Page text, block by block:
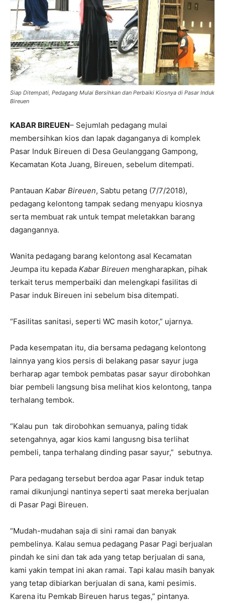
Siap Ditempati, Pedagang Mulai Bersihkan dan Perbaiki Kiosnya di Pasar Induk
Bireuen
KABAR BIREUEN– Sejumlah pedagang mulai
membersihkan kios dan lapak daganganya di komplek
Pasar Induk Bireuen di Desa Geulanggang Gampong,
Kecamatan Kota Juang, Bireuen, sebelum ditempati.
Pantauan Kabar Bireuen, Sabtu petang (7/7/2018),
pedagang kelontong tampak sedang menyapu kiosnya
serta membuat rak untuk tempat meletakkan barang
dagangannya.
Wanita pedagang barang kelontong asal Kecamatan
Jeumpa itu kepada Kabar Bireuen mengharapkan, pihak
terkait terus memperbaiki dan melengkapi fasilitas di
Pasar induk Bireuen ini sebelum bisa ditempati.
“Fasilitas sanitasi, seperti WC masih kotor,” ujarnya.
Pada kesempatan itu, dia bersama pedagang kelontong
lainnya yang kios persis di belakang pasar sayur juga
berharap agar tembok pembatas pasar sayur dirobohkan
biar pembeli langsung bisa melihat kios kelontong, tanpa
terhalang tembok.
“Kalau pun tak dirobohkan semuanya, paling tidak
setengahnya, agar kios kami langusng bisa terlihat
pembeli, tanpa terhalang dinding pasar sayur,” sebutnya.
Para pedagang tersebut berdoa agar Pasar induk tetap
ramai dikunjungi nantinya seperti saat mereka berjualan
di Pasar Pagi Bireuen.
“Mudah-mudahan saja di sini ramai dan banyak
pembelinya. Kalau semua pedagang Pasar Pagi berjualan
pindah ke sini dan tak ada yang tetap berjualan di sana,
kami yakin tempat ini akan ramai. Tapi kalau masih banyak
yang tetap dibiarkan berjualan di sana, kami pesimis.
Karena itu Pemkab Bireuen harus tegas,” pintanya.